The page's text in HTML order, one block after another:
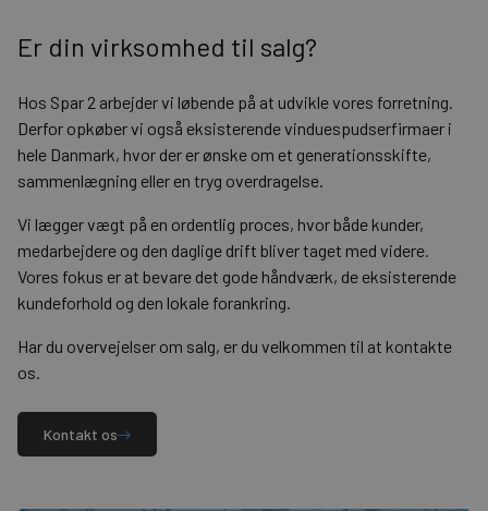
Er din virksomhed til salg?
Hos Spar 2 arbejder vi løbende på at udvikle vores forretning.
Derfor opkøber vi også eksisterende vinduespudserfirmaer i
hele Danmark, hvor der er ønske om et generationsskifte,
sammenlægning eller en tryg overdragelse.
Vi lægger vægt på en ordentlig proces, hvor både kunder,
medarbejdere og den daglige drift bliver taget med videre.
Vores fokus er at bevare det gode håndværk, de eksisterende
kundeforhold og den lokale forankring.
Har du overvejelser om salg, er du velkommen til at kontakte
os.
Kontakt os